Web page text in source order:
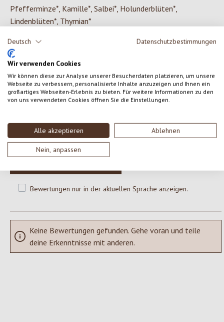
Deutsch Datenschutzbestimmungen
Wir verwenden Cookies
Wir können diese zur Analyse unserer Besucherdaten platzieren, um unsere
Webseite zu verbessern, personalisierte Inhalte anzuzeigen und Ihnen ein
großartiges Webseiten-Erlebnis zu bieten. Für weitere Informationen zu den
von uns verwendeten Cookies öffnen Sie die Einstellungen.
Alle akzeptieren Ablehnen
Nein, anpassen
Pfefferminze*, Kamille*, Salbei*, Holunderblüten*,
Lindenblüten*, Thymian*
0 von 0 Bewertungen
Teile deine Erfahrungen mit dem Produkt mit anderen Kunden.
Bewertungen nur in der aktuellen Sprache anzeigen.
Keine Bewertungen gefunden. Gehe voran und teile
deine Erkenntnisse mit anderen.